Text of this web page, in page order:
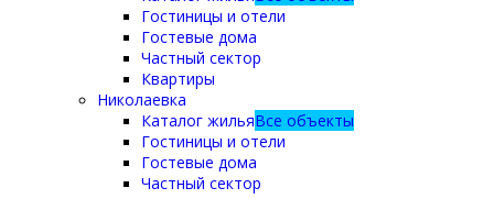
Гостиницы и отели
Гостевые дома
Частный сектор
Квартиры
Николаевка
Каталог жильяВсе объекты
Гостиницы и отели
Гостевые дома
Частный сектор